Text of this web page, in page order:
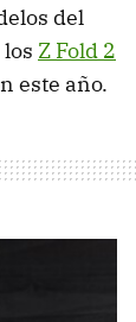
del
Z Fold 2
este año.